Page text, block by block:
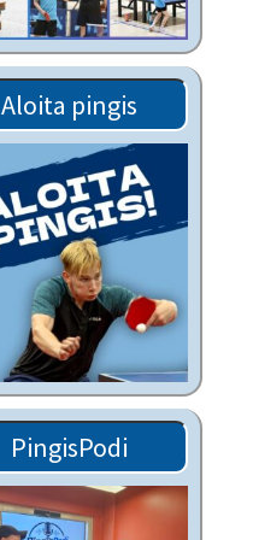
Aloita pingis
PingisPodi